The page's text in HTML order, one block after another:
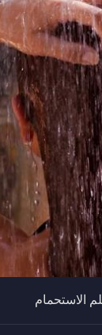
الاستحمام